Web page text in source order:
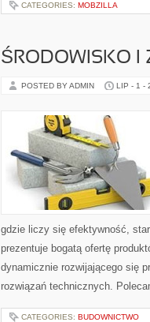
CATEGORIES: MOBZILLA
ŚRODOWISKO I
POSTED BY ADMIN LIP - 1 -
gdzie liczy się efektywność,
prezentuje bogatą ofertę
dynamicznie rozwijającego się
rozwiązań technicznych.
CATEGORIES: BUDOWNICTWO